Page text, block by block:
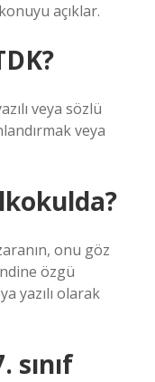
açıklar.
veya sözlü
veya
onu göz
özgü
yazılı olarak
sınıf